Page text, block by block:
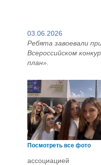
03.06.2026
Ребята завоевали
Всероссийском
план».
Посмотреть все фото
ассоциацией